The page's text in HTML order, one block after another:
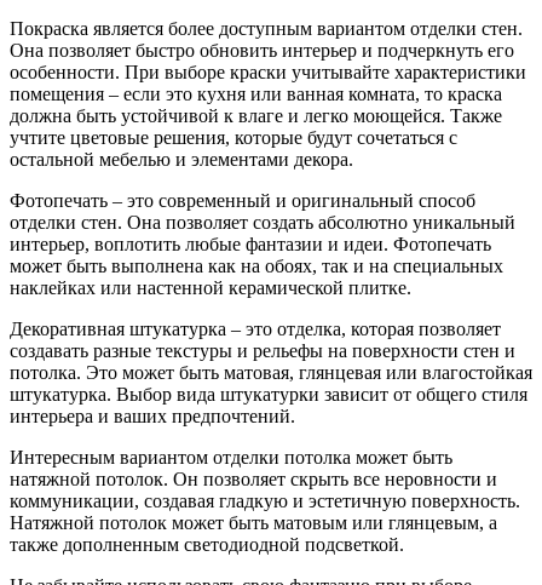
Покраска является более доступным вариантом отделки стен.
Она позволяет быстро обновить интерьер и подчеркнуть его
особенности. При выборе краски учитывайте характеристики
помещения – если это кухня или ванная комната, то краска
должна быть устойчивой к влаге и легко моющейся. Также
учтите цветовые решения, которые будут сочетаться с
остальной мебелью и элементами декора.
Фотопечать – это современный и оригинальный способ
отделки стен. Она позволяет создать абсолютно уникальный
интерьер, воплотить любые фантазии и идеи. Фотопечать
может быть выполнена как на обоях, так и на специальных
наклейках или настенной керамической плитке.
Декоративная штукатурка – это отделка, которая позволяет
создавать разные текстуры и рельефы на поверхности стен и
потолка. Это может быть матовая, глянцевая или влагостойкая
штукатурка. Выбор вида штукатурки зависит от общего стиля
интерьера и ваших предпочтений.
Интересным вариантом отделки потолка может быть
натяжной потолок. Он позволяет скрыть все неровности и
коммуникации, создавая гладкую и эстетичную поверхность.
Натяжной потолок может быть матовым или глянцевым, а
также дополненным светодиодной подсветкой.